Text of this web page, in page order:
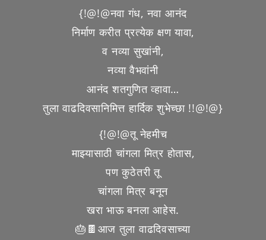
{!@!@नवा गंध, नवा आनंद
निर्माण करीत प्रत्येक क्षण यावा,
व नव्या सुखांनी,
नव्या वैभवांनी
आनंद शतगुणित व्हावा…
तुला वाढदिवसानिमित्त हार्दिक शुभेच्छा !!@!@}
{!@!@तू नेहमीच
माझ्यासाठी चांगला मित्र होतास,
पण कुठेतरी तू
चांगला मित्र बनून
खरा भाऊ बनला आहेस.
🎂🍫आज तुला वाढदिवसाच्या